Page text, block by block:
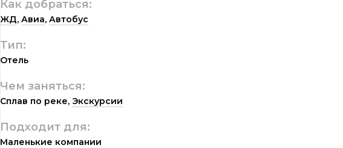
Как добраться:
ЖД, Авиа, Автобус
Тип:
Отель
Чем заняться:
Сплав по реке, Экскурсии
Подходит для:
Маленькие компании